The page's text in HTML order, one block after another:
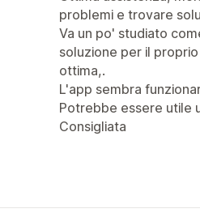
problemi e trovare
Va un po' studiato
soluzione per il
ottima,.
L'app sembra
Potrebbe essere utile
Consigliata